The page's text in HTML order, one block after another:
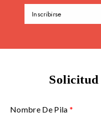
Inscribirse
Solicitud
Nombre De Pila *